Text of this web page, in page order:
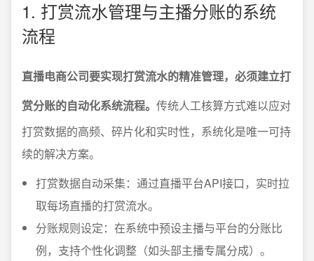
1. 打赏流水管理与主播分账的系统
流程
直播电商公司要实现打赏流水的精准管理，必须建立打
赏分账的自动化系统流程。 传统人工核算方式难以应对
打赏数据的高频、碎片化和实时性，系统化是唯一可持
续的解决方案。
打赏数据自动采集：通过直播平台API接口，实时拉
取每场直播的打赏流水。
分账规则设定：在系统中预设主播与平台的分账比
例，支持个性化调整（如头部主播专属分成）。